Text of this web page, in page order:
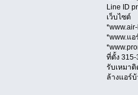
Line ID
เว็บไซต์
*www.แ
ที่ตั้ง
รับเหมา
ล้างแอร์